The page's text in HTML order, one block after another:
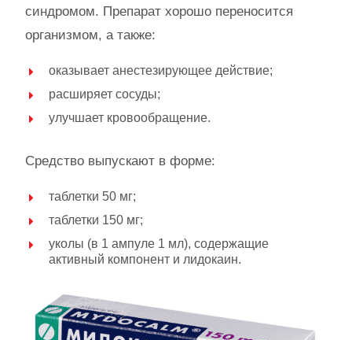
синдромом. Препарат хорошо переносится
организмом, а также:
оказывает анестезирующее действие;
расширяет сосуды;
улучшает кровообращение.
Средство выпускают в форме:
таблетки 50 мг;
таблетки 150 мг;
уколы (в 1 ампуле 1 мл), содержащие
активный компонент и лидокаин.